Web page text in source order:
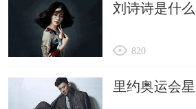
刘诗诗是什
820
里约奥运会